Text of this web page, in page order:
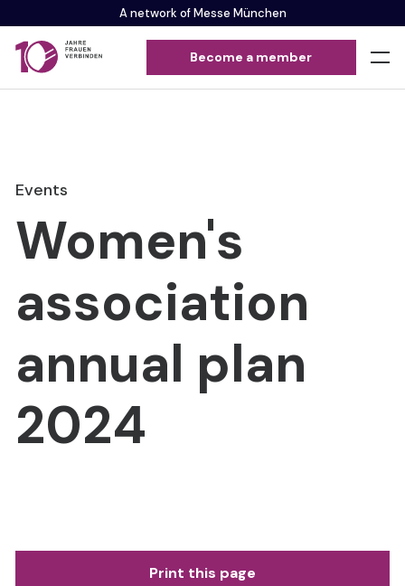
A network of Messe München
Become a member
Events
Women's
association
annual plan
2024
Print this page